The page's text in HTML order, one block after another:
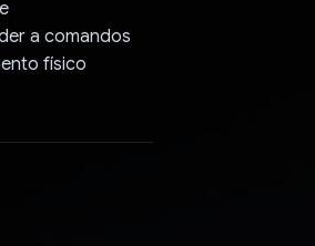
a comandos
físico